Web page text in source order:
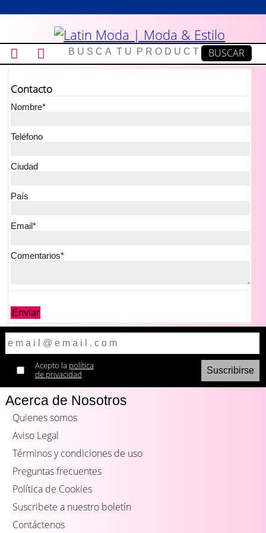
Contacto
Nombre*
Teléfono
Ciudad
País
Email*
Comentarios*
Enviar
Acepto la política
de privacidad
Acerca de Nosotros
Quienes somos
Aviso Legal
Términos y condiciones de uso
Preguntas frecuentes
Política de Cookies
Suscribete a nuestro boletín
Contáctenos